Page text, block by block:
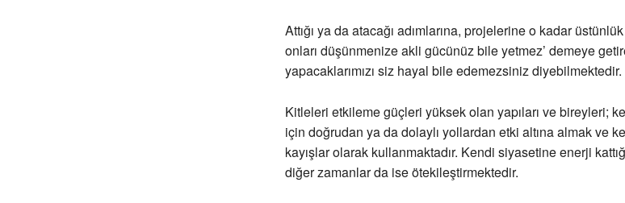
Attığı ya da atacağı adımlarına, projelerine o kadar
onları düşünmenize akli gücünüz bile yetmez’ demeye
yapacaklarımızı siz hayal bile edemezsiniz diyebilmektedir.
Kitleleri etkileme güçleri yüksek olan yapıları ve bireyleri;
için doğrudan ya da dolaylı yollardan etki altına almak ve
kayışlar olarak kullanmaktadır. Kendi siyasetine enerji
diğer zamanlar da ise ötekileştirmektedir.